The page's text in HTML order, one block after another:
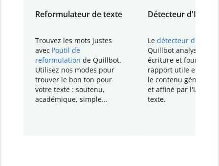
Reformulateur de texte
Trouvez les mots justes
avec l'outil de
reformulation de Quillbot.
Utilisez nos modes pour
trouver le bon ton pour
votre texte : soutenu,
académique, simple...
Détecteur d'IA
Le détecteur d'IA
Quillbot analyse votre
écriture et fournit un
rapport utile et
le contenu généré
et affiné par l'IA
texte.